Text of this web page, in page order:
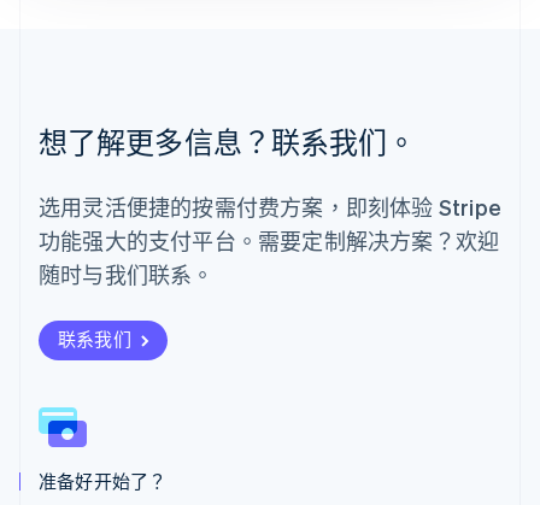
想了解更多信息？联系我们。
选用灵活便捷的按需付费方案，即刻体验 Stripe
功能强大的支付平台。需要定制解决方案？欢迎
随时与我们联系。
联系我们
准备好开始了？
PortuguêsEnglish
日本
瑞典
SvenskaEnglish
瑞士
DeutschFrançais Italiano
English
斯洛伐克
斯洛文尼亚
English
泰国
ไทยEnglish